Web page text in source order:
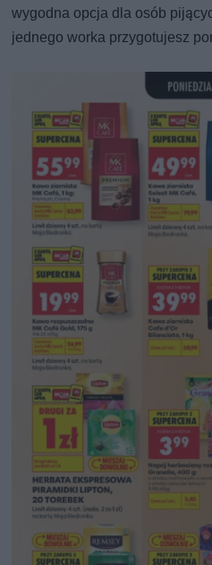
wygodna opcja dla osób
jednego worka przygotujesz